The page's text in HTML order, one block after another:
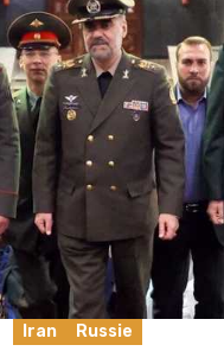
Iran Russie